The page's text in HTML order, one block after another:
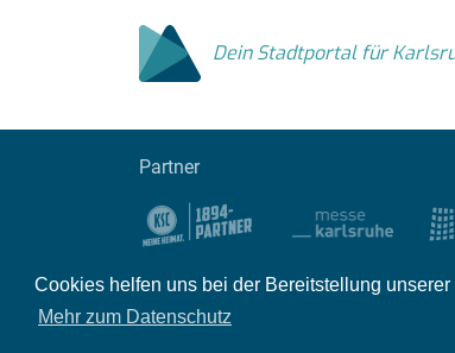
Cookies helfen uns bei der Bereitstellung
Mehr zum Datenschutz
Dein Stadtportal für
Partner
Impressum Kontakt